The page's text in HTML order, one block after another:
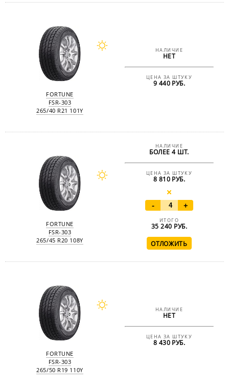
FORTUNE
FSR-303
265/40 R21 101Y
НАЛИЧИЕ
НЕТ
ЦЕНА ЗА ШТУКУ
9 440 РУБ.
FORTUNE
FSR-303
265/45 R20 108Y
НАЛИЧИЕ
БОЛЕЕ 4 ШТ.
ЦЕНА ЗА ШТУКУ
8 810 РУБ.
- +
ИТОГО
35 240 РУБ.
FORTUNE
FSR-303
265/50 R19 110Y
НАЛИЧИЕ
НЕТ
ЦЕНА ЗА ШТУКУ
8 430 РУБ.